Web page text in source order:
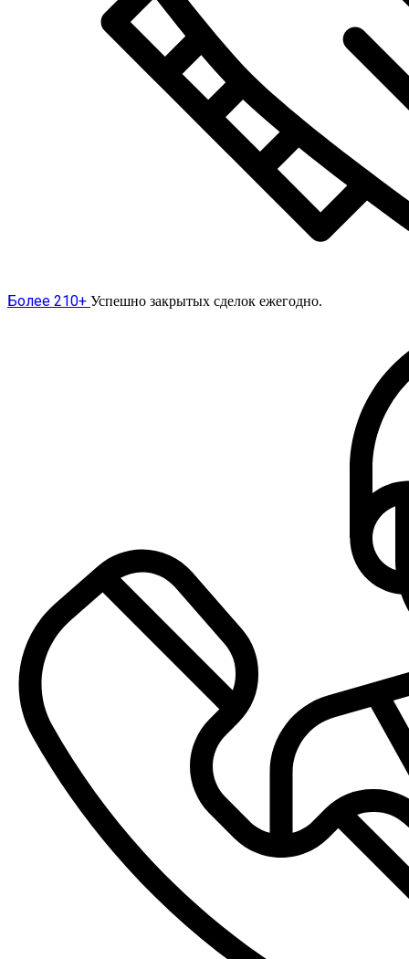
Более 210+ Успешно закрытых сделок ежегодно.